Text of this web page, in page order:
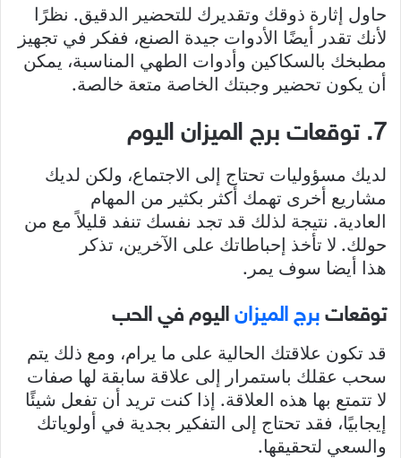
حاول إثارة ذوقك وتقديرك للتحضير الدقيق. نظرًا
لأنك تقدر أيضًا الأدوات جيدة الصنع، ففكر في تجهيز
مطبخك بالسكاكين وأدوات الطهي المناسبة، يمكن
أن يكون تحضير وجبتك الخاصة متعة خالصة.
7. توقعات برج الميزان اليوم
لديك مسؤوليات تحتاج إلى الاجتماع، ولكن لديك
مشاريع أخرى تهمك أكثر بكثير من المهام
العادية. نتيجة لذلك قد تجد نفسك تنفد قليلاً مع من
حولك. لا تأخذ إحباطاتك على الآخرين، تذكر
هذا أيضا سوف يمر.
توقعات برج الميزان اليوم في الحب
قد تكون علاقتك الحالية على ما يرام، ومع ذلك يتم
سحب عقلك باستمرار إلى علاقة سابقة لها صفات
لا تتمتع بها هذه العلاقة. إذا كنت تريد أن تفعل شيئًا
إيجابيًا، فقد تحتاج إلى التفكير بجدية في أولوياتك
والسعي لتحقيقها.